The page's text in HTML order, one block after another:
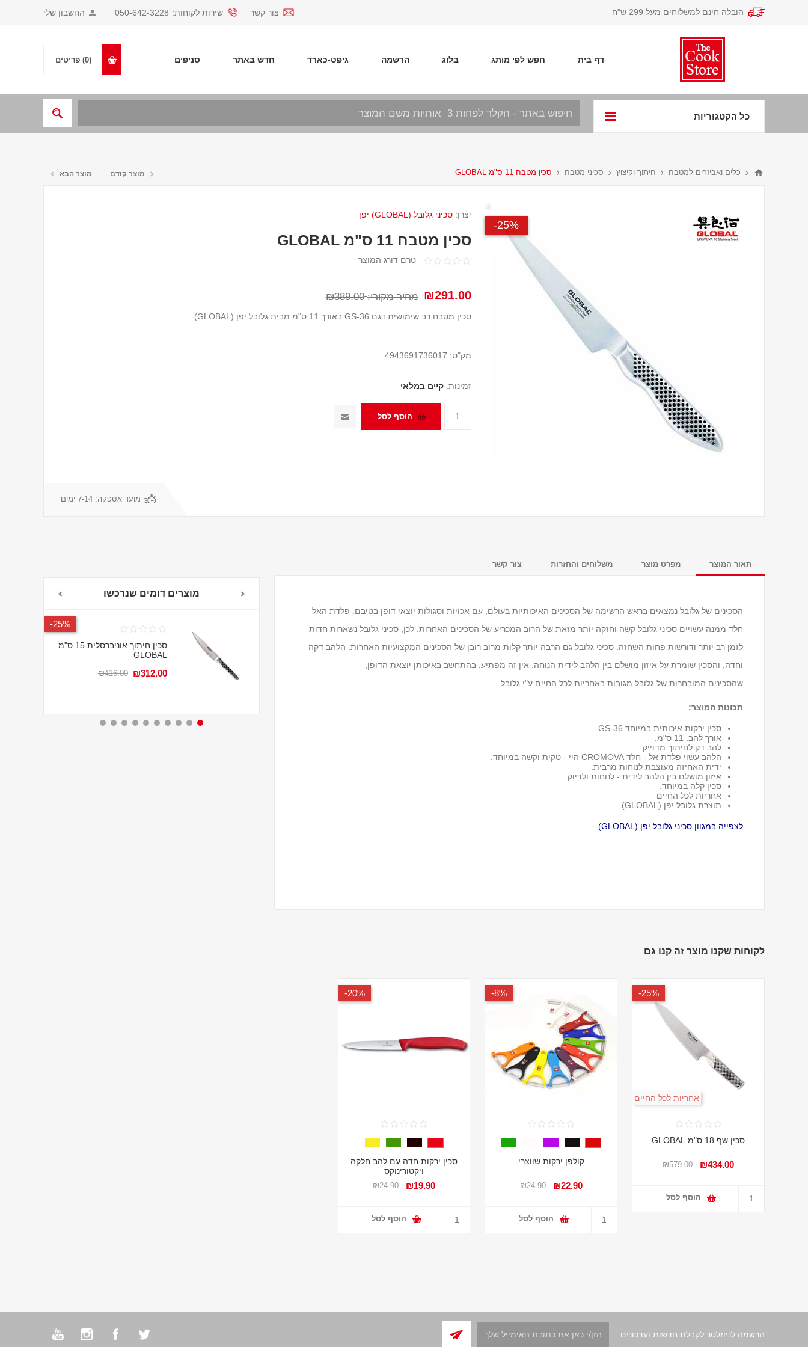
החשבון שלי צור קשר שירות לקוחות: 050-642-3228 הובלה חינם למשלוחים מעל 299 ש"ח
דף בית חפש לפי מותג בלוג הרשמה גיפט-כארד חדש באתר סניפים (0) פריטים
כל הקטגוריות
כלים ואביזרים למטבח חיתוך וקיצוץ סכיני מטבח סכין מטבח 11 ס"מ GLOBAL מוצר קודם מוצר הבא
25%-
יצרן: סכיני גלובל (GLOBAL) יפן
סכין מטבח 11 ס"מ GLOBAL
טרם דורג המוצר
₪291.00 מחיר מקורי: ₪389.00
סכין מטבח רב שימושית דגם GS-36 באורך 11 ס"מ מבית גלובל יפן (GLOBAL)
מק"ט: 4943691736017
זמינות: קיים במלאי
מועד אספקה: 7-14 ימים
תאור המוצר מפרט מוצר משלוחים והחזרות צור קשר
הסכינים של גלובל נמצאים בראש הרשימה של הסכינים האיכותיות בעולם, עם אכויות וסגולות יוצאי דופן בטיבם. פלדת האל-
חלד ממנה עשויים סכיני גלובל קשה וחזקה יותר מזאת של הרוב המכריע של הסכינים האחרות. לכן, סכיני גלובל נשארות חדות
לזמן רב יותר ודורשות פחות השחזה. סכיני גלובל גם הרבה יותר קלות מרוב רובן של הסכינים המקצועיות האחרות. הלהב דקה
וחדה, והסכין שומרת על איזון מושלם בין הלהב לידית הנוחה. אין זה מפתיע, בהתחשב באיכותן יוצאת הדופן,
שהסכינים המובחרות של גלובל מגובות באחריות לכל החיים ע"י גלובל.
תכונות המוצר:
סכין ירקות איכותית במיוחד GS-36.
אורך להב: 11 ס"מ.
להב דק לחיתוך מדוייק.
הלהב עשוי פלדת אל - חלד CROMOVA היי - טקית וקשה במיוחד.
ידית האחיזה מעוצבת לנוחות מרבית.
איזון מושלם בין הלהב לידית - לנוחות ולדיוק.
סכין קלה במיוחד.
אחריות לכל החיים
תוצרת גלובל יפן (GLOBAL)
לצפייה במגוון סכיני גלובל יפן (GLOBAL)
מוצרים דומים שנרכשו
מעמד לכוסות חד פעמיים
25%-
אחריות לכל החיים
סכין חיתוך אוניברסלית 15 ס"מ
GLOBAL
₪312.00
₪416.00
לקוחות שקנו מוצר זה קנו גם
25%-
אחריות לכל החיים
סכין שף 18 ס"מ GLOBAL
₪434.00
₪579.00
הוסף לסל
8%-
קולפן ירקות שווצרי
₪22.90
₪24.90
הוסף לסל
20%-
סכין ירקות חדה עם להב חלקה
ויקטורינוקס
₪19.90
₪24.90
הוסף לסל
הרשמה לניוזלטר לקבלת חדשות ועדכונים